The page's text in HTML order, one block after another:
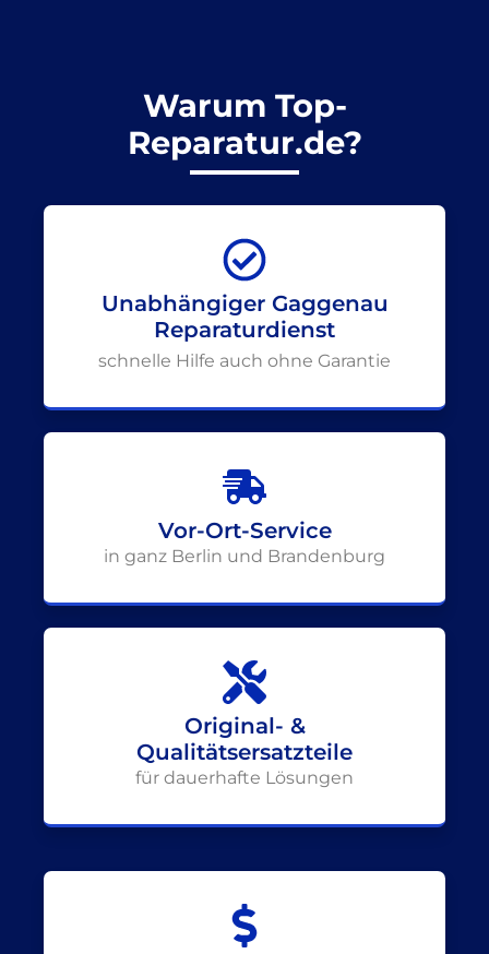
Warum Top-
Reparatur.de?
Unabhängiger Gaggenau
Reparaturdienst
schnelle Hilfe auch ohne Garantie
Vor-Ort-Service
in ganz Berlin und Brandenburg
Original- &
Qualitätsersatzteile
für dauerhafte Lösungen